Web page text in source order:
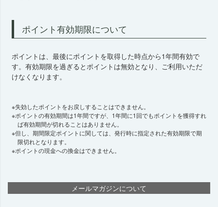
ポイント有効期限について
ポイントは、最後にポイントを取得した時点から1年間有効で
す。有効期限を過ぎるとポイントは無効となり、ご利用いただ
けなくなります。
失効したポイントをお戻しすることはできません。
ポイントの有効期間は1年間ですが、1年間に1回でもポイントを獲得すれ
ば有効期間が切れることはありません。
但し、期間限定ポイントに関しては、発行時に指定された有効期限で期
限切れとなります。
ポイントの現金への換金はできません。
メールマガジンについて